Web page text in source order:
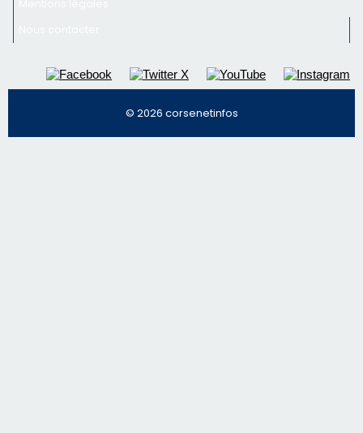
nos meilleurs articles